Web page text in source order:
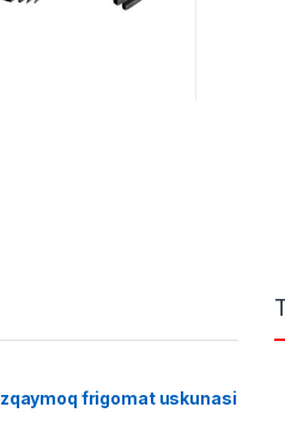
frigomat uskunasi